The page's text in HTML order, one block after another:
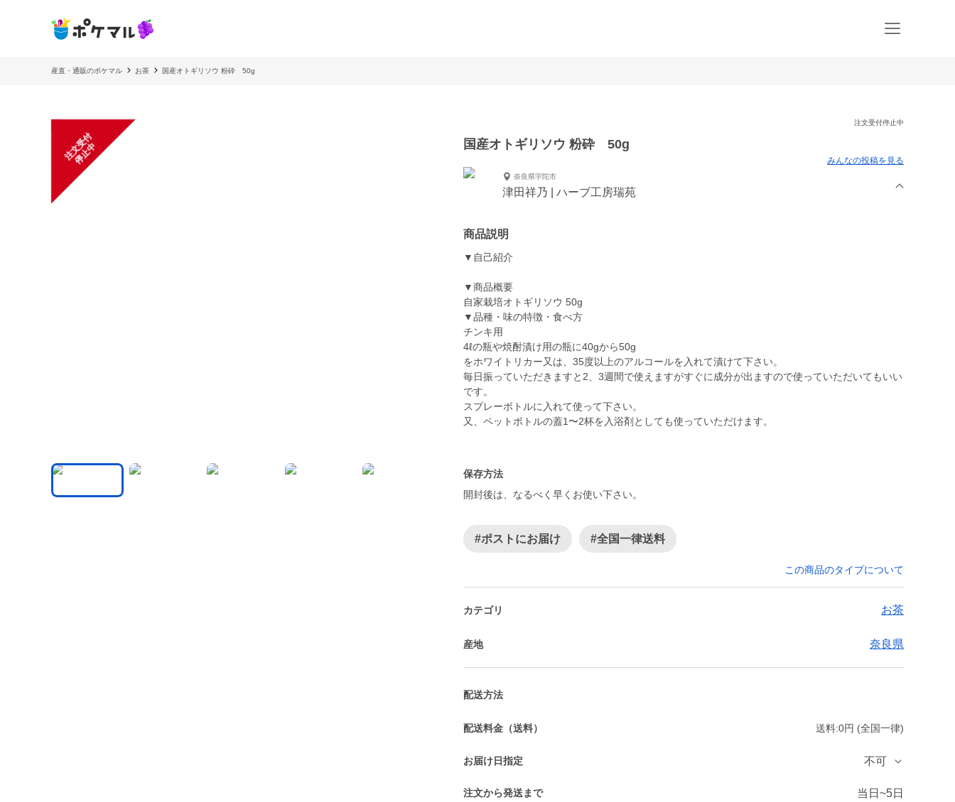
産直・通販のポケマル お茶 国産オトギリソウ 粉砕 50g
注
文
受
付
停
止
中
注文受付停止中
国産オトギリソウ 粉砕 50g
みんなの投稿を見る
奈良県宇陀市
津田祥乃 | ハーブ工房瑞苑
商品説明
▼自己紹介
▼商品概要
自家栽培オトギリソウ 50g
▼品種・味の特徴・食べ方
チンキ用
4ℓの瓶や焼酎漬け用の瓶に40gから50g
をホワイトリカー又は、35度以上のアルコールを入れて漬けて下さい。
毎日振っていただきますと2、3週間で使えますがすぐに成分が出ますので使っていただいてもいい
です。
スプレーボトルに入れて使って下さい。
又、ペットボトルの蓋1〜2杯を入浴剤としても使っていただけます。
保存方法
開封後は、なるべく早くお使い下さい。
#ポストにお届け #全国一律送料
この商品のタイプについて
カテゴリ お茶
産地 奈良県
配送方法
配送料金（送料） 送料:0円 (全国一律)
お届け日指定 不可
注文から発送まで 当日~5日